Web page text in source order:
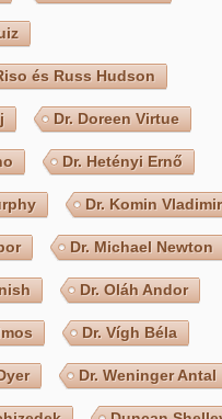
és Russ Hudson
Dr. Doreen Virtue
Dr. Hetényi Ernő
Dr. Komin Vladimir
Dr. Michael Newton
Dr. Oláh Andor
Dr. Vígh Béla
Dr. Weninger Antal